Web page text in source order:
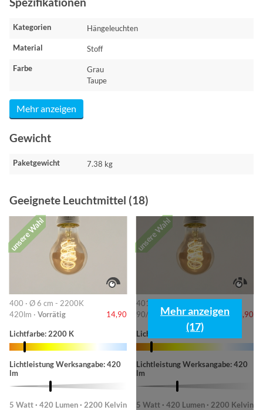
Kategorien Hängeleuchten
Material Stoff
Farbe
Grau
Taupe
Mehr anzeigen
Gewicht
Paketgewicht 7.38 kg
Geeignete Leuchtmittel (18)
unsere Wahl
400 · Ø 6 cm - 2200K
420lm · Vorrätig 14,90
Lichtfarbe: 2200 K
Lichtleistung Werksangabe: 420
lm
5 Watt · 420 Lumen · 2200 Kelvin
unsere Wahl
401 · 6cm-2200K
90/220/420lm ·Vorrätig 14,90
Lichtfarbe: 2200 K
Lichtleistung Werksangabe: 420
lm
5 Watt · 420 Lumen · 2200 Kelvin
Mehr anzeigen
(17)